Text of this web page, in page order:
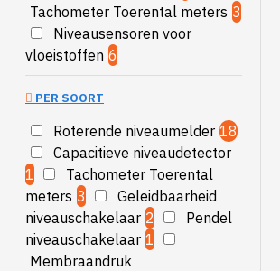
Tachometer Toerental meters 3
Niveausensoren voor
vloeistoffen 6
PER SOORT
Roterende niveaumelder 18
Capacitieve niveaudetector
1
Tachometer Toerental
meters 3
Geleidbaarheid
niveauschakelaar 2
Pendel
niveauschakelaar 1
Membraandruk